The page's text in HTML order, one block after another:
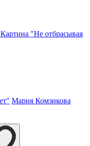
Картина "Не отбрасывая
Мария Комзикова